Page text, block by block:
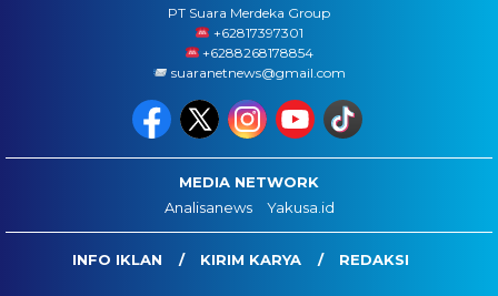
PT Suara Merdeka Group
‪+62817397301
+6288268178854
suaranetnews@gmail.com
MEDIA NETWORK
Analisanews
Yakusa.id
INFO IKLAN KIRIM KARYA REDAKSI